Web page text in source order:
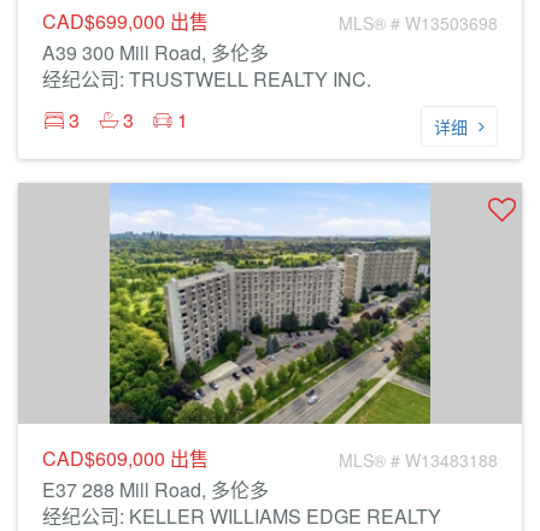
CAD$699,000 出售 MLS® # W13503698
A39 300 Mill Road, 多伦多
经纪公司: TRUSTWELL REALTY INC.
3
3 1 详细
CAD$609,000 出售 MLS® # W13483188
E37 288 Mill Road, 多伦多
经纪公司: KELLER WILLIAMS EDGE REALTY